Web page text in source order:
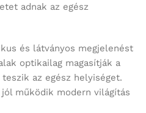
adnak az egész
és látványos megjelenést
optikailag magasítják a
az egész helyiséget.
működik modern világítás